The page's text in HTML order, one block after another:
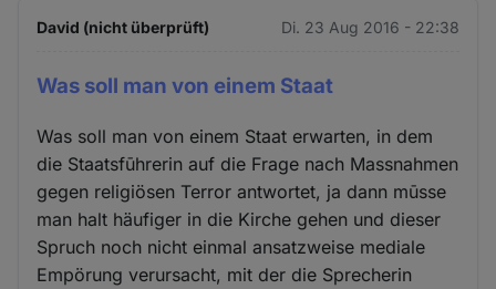
David (nicht überprüft) Di. 23 Aug 2016 - 22:38
Was soll man von einem Staat
Was soll man von einem Staat erwarten, in dem
die Staatsfūhrerin auf die Frage nach Massnahmen
gegen religiösen Terror antwortet, ja dann mūsse
man halt häufiger in die Kirche gehen und dieser
Spruch noch nicht einmal ansatzweise mediale
Empörung verursacht, mit der die Sprecherin